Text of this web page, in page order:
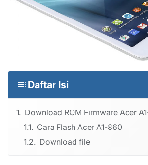
Daftar Isi
Download ROM Firmware Acer
Cara Flash Acer A1-860
Download file